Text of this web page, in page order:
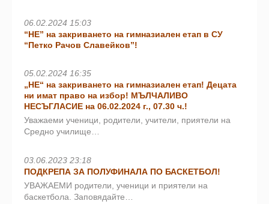
06.02.2024 15:03
“НЕ” на закриването на гимназиален етап в СУ
“Петко Рачов Славейков”!
05.02.2024 16:35
„НЕ“ на закриването на гимназиален етап! Децата
ни имат право на избор! МЪЛЧАЛИВО
НЕСЪГЛАСИЕ на 06.02.2024 г., 07.30 ч.!
Уважаеми ученици, родители, учители, приятели на
Средно училище…
03.06.2023 23:18
ПОДКРЕПА ЗА ПОЛУФИНАЛА ПО БАСКЕТБОЛ!
УВАЖАЕМИ родители, ученици и приятели на
баскетбола. Заповядайте…